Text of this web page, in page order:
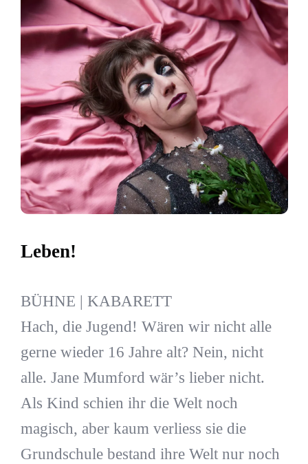
Leben!
BÜHNE | KABARETT
Hach, die Jugend! Wären wir nicht alle
gerne wieder 16 Jahre alt? Nein, nicht
alle. Jane Mumford wär’s lieber nicht.
Als Kind schien ihr die Welt noch
magisch, aber kaum verliess sie die
Grundschule bestand ihre Welt nur noch